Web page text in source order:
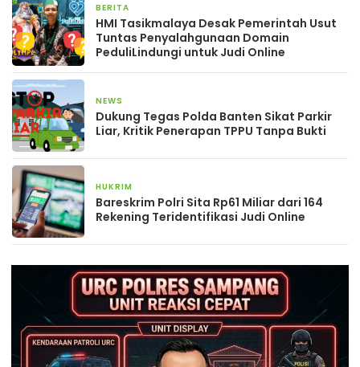
BERITA
HMI Tasikmalaya Desak Pemerintah Usut
Tuntas Penyalahgunaan Domain
PeduliLindungi untuk Judi Online
NEWS
Dukung Tegas Polda Banten Sikat Parkir
Liar, Kritik Penerapan TPPU Tanpa Bukti
HUKRIM
Bareskrim Polri Sita Rp61 Miliar dari 164
Rekening Teridentifikasi Judi Online